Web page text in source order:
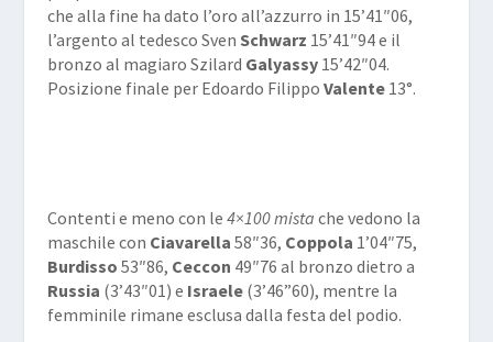
che alla fine ha dato l’oro all’azzurro in 15’41″06,
l’argento al tedesco Sven Schwarz 15’41″94 e il
bronzo al magiaro Szilard Galyassy15’42″04.
Posizione finale per Edoardo Filippo Valente13°.
Contenti e meno con le 4×100 mista che vedono la
maschile con Ciavarella 58″36, Coppola 1’04″75,
Burdisso 53″86, Ceccon 49″76 al bronzo dietro a
Russia (3’43″01) e Israele(3’46”60), mentre la
femminile rimane esclusa dalla festa del podio.